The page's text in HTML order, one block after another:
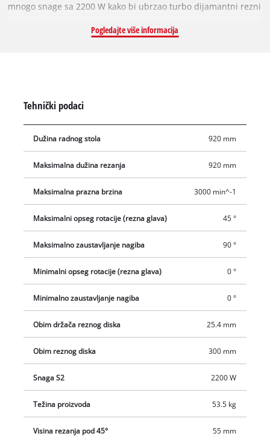
mnogo snage sa 2200 W kako bi ubrzao turbo dijamantni rezni
i mramor. RT-SC 920 L ima glavu motora koja se može
graničniku koji se može podesiti po stupnju, u nekoliko koraka
moguće je izraditi rezne ploče, dvostruki nagibni ili jolly rez.
Pomična montaža glave motora također omogućuje izvođenje
kliže leži na čvrstoj podlozi. Odvojivi laser olakšava precizan
rad označavanjem linije razdvajanja točno na izradku. Voda za
hlađenje rezne ploče prenosi na uređaj pomoću integrirane
vodene pumpe iz masivnog lima.
Pogledajte više informacija
Tehnički podaci
Dužina radnog stola 920 mm
Maksimalna dužina rezanja 920 mm
Maksimalna prazna brzina 3000 min^-1
Maksimalni opseg rotacije (rezna glava) 45 °
Maksimalno zaustavljanje nagiba 90 °
Minimalni opseg rotacije (rezna glava) 0 °
Minimalno zaustavljanje nagiba 0 °
Obim držača reznog diska 25.4 mm
Obim reznog diska 300 mm
Snaga S2 2200 W
Težina proizvoda 53.5 kg
Visina rezanja pod 45° 55 mm